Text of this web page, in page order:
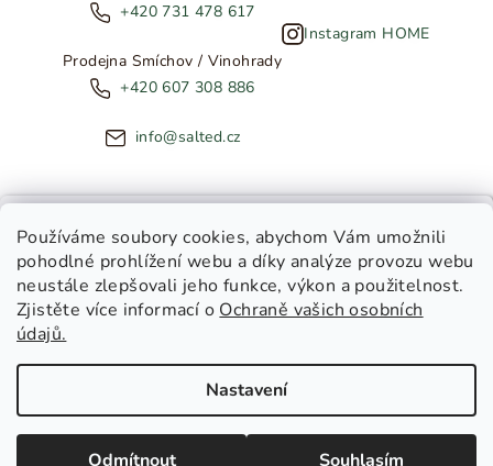
Používáme soubory cookies, abychom Vám umožnili
pohodlné prohlížení webu a díky analýze provozu webu
neustále zlepšovali jeho funkce, výkon a použitelnost.
Zjistěte více informací o Ochraně vašich osobních
údajů.
Nastavení
Odmítnout Souhlasím
+420 731 478 617
Prodejna Smíchov / Vinohrady
+420 607 308 886
info@salted.cz
Instagram HOME
Copyright 2026SALTED. Všechna práva vyhrazena.Upravit
nastavení cookies
NOVINKY ZE SALTED
Toužíte dostávat novinky z
Salted Home
Salted Kids & Home
Chci být v obraze!